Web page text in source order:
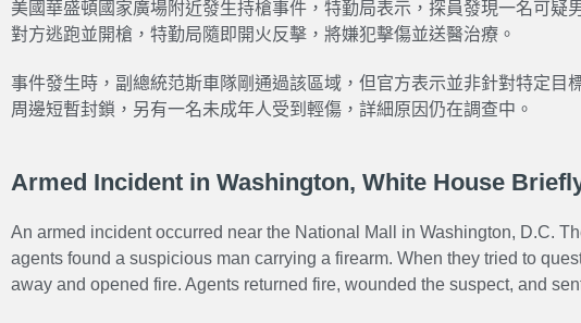
美國華盛頓國家廣場附近發生持槍事件，特勤局表示，探員發現一名可疑
對方逃跑並開槍，特勤局隨即開火反擊，將嫌犯擊傷並送醫治療。
事件發生時，副總統范斯車隊剛通過該區域，但官方表示並非針對特定目
周邊短暫封鎖，另有一名未成年人受到輕傷，詳細原因仍在調查中。
Armed Incident in Washington, White House
An armed incident occurred near the National Mall in Washington, D.C.
agents found a suspicious man carrying a firearm. When they tried to
away and opened fire. Agents returned fire, wounded the suspect, and